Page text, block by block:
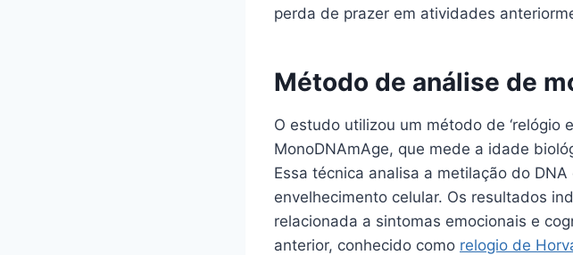
perda de prazer em atividades
Método de análise de
O estudo utilizou um método de ‘relógio
MonoDNAmAge, que mede a idade
Essa técnica analisa a metilação do
envelhecimento celular. Os resultados
relacionada a sintomas emocionais e
anterior, conhecido como relogio de